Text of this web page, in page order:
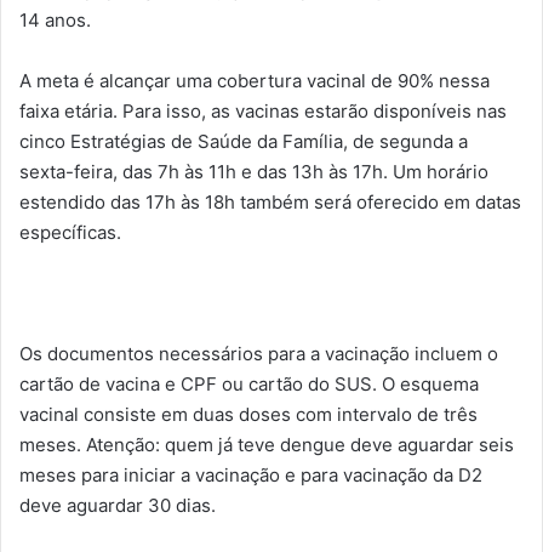
14 anos.
A meta é alcançar uma cobertura vacinal de 90% nessa
faixa etária. Para isso, as vacinas estarão disponíveis nas
cinco Estratégias de Saúde da Família, de segunda a
sexta-feira, das 7h às 11h e das 13h às 17h. Um horário
estendido das 17h às 18h também será oferecido em datas
específicas.
Os documentos necessários para a vacinação incluem o
cartão de vacina e CPF ou cartão do SUS. O esquema
vacinal consiste em duas doses com intervalo de três
meses. Atenção: quem já teve dengue deve aguardar seis
meses para iniciar a vacinação e para vacinação da D2
deve aguardar 30 dias.